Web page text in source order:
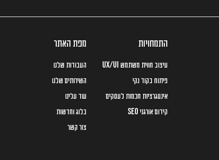
התמחויות
עיצוב חווית משתמש UX/UI
פיתוח בקוד נקי
אינטגרציות חכמות לעסקים
קידום אורגניSEO
מפת האתר
העבודות שלנו
השירותים שלנו
עוד עלינו
בלוג וחדשות
צור קשר